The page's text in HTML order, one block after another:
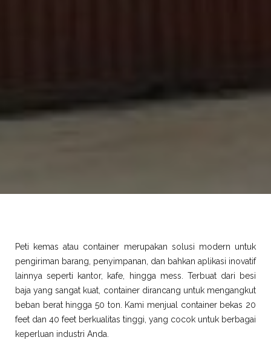
Peti kemas atau container merupakan solusi modern untuk
pengiriman barang, penyimpanan, dan bahkan aplikasi inovatif
lainnya seperti kantor, kafe, hingga mess. Terbuat dari besi
baja yang sangat kuat, container dirancang untuk mengangkut
beban berat hingga 50 ton. Kami menjual container bekas 20
feet dan 40 feet berkualitas tinggi, yang cocok untuk berbagai
keperluan industri Anda.